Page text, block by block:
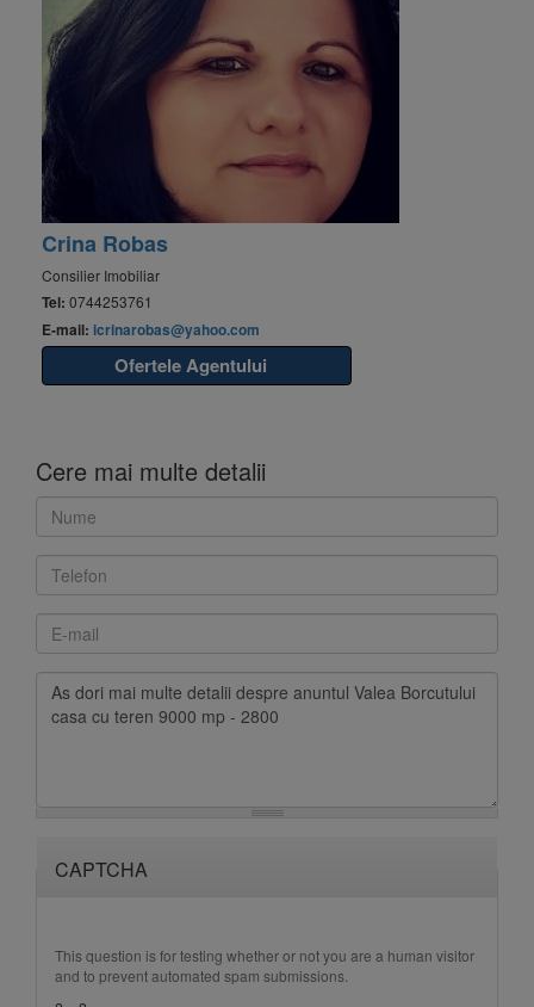
Crina Robas
Consilier Imobiliar
Tel: 0744253761
E-mail: icrinarobas@yahoo.com
Ofertele Agentului
Cere mai multe detalii
CAPTCHA
This question is for testing whether or not you are a human visitor
and to prevent automated spam submissions.